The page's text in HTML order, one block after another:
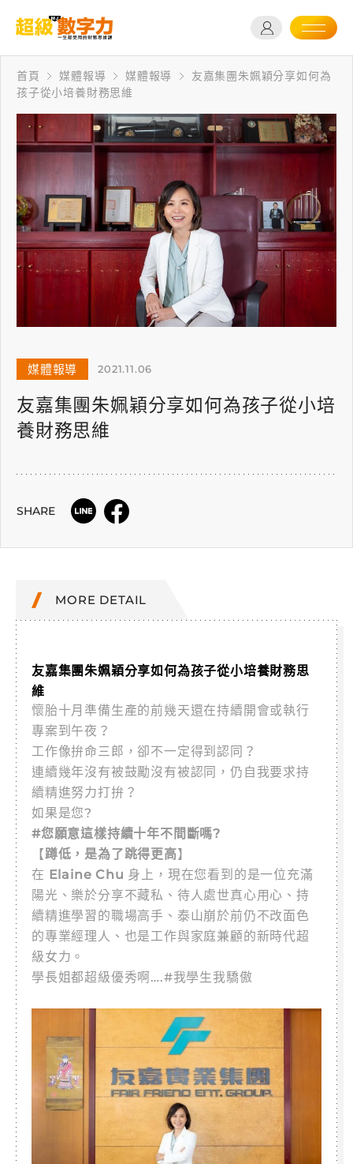
首頁 媒體報導 媒體報導
友嘉集團朱姵穎分享如何為
孩子從小培養財務思維
媒體報導 2021.11.06
友嘉集團朱姵穎分享如何為孩子從小培
養財務思維
SHARE
MORE DETAIL
友嘉集團朱姵穎分享如何為孩子從小培養財務思
維
懷胎十月準備生產的前幾天還在持續開會或執行
專案到午夜？
工作像拚命三郎，卻不一定得到認同？
連續幾年沒有被鼓勵沒有被認同，仍自我要求持
續精進努力打拚？
如果是您?
#您願意這樣持續十年不間斷嗎?
【蹲低，是為了跳得更高】
在 Elaine Chu 身上，現在您看到的是一位充滿
陽光、樂於分享不藏私、待人處世真心用心、持
續精進學習的職場高手、泰山崩於前仍不改面色
的專業經理人、也是工作與家庭兼顧的新時代超
級女力。
學長姐都超級優秀啊….#我學生我驕傲